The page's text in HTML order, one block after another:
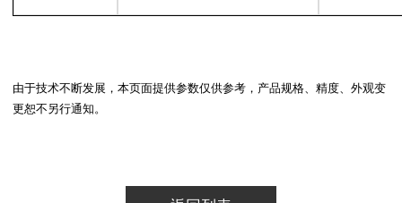
由于技术不断发展，本页面提供参数仅供参考，产品规格、精度、外观变
更恕不另行通知。